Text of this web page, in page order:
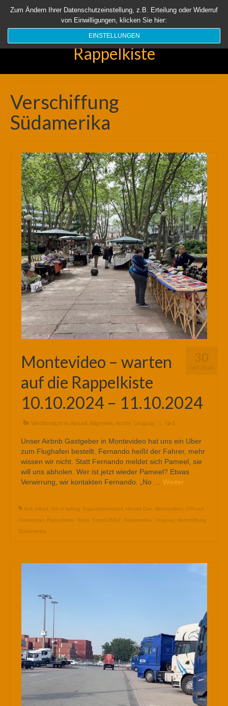
Startseite Aktuell Über uns Unsere Rappelkiste Länder
Suchen
Rappelkiste
Verschiffung
Südamerika
30
OKT. 2024
Montevideo – warten
auf die Rappelkiste
10.10.2024 – 11.10.2024
Veröffentlicht in: Aktuell Allgemein Archiv Uruguay | 0
Unser Airbnb Gastgeber in Montevideo hat uns ein Uber
zum Flughafen bestellt. Fernando heißt der Fahrer, mehr
wissen wir nicht. Statt Fernando meldet sich Pameel, sie
will uns abholen. Wer ist jetzt wieder Pameel? Etwas
Verwirrung, wir kontakten Fernando. „No … Weiter
4x4 Allrad Bill of lading Expeditionsmobil Honda Dax Montevideo Offroad
Overlander, Rappelkiste Steyr, Steyr12M18 Südamerika Uruguay, Verschiffung
Südamerika
Zum Ändern Ihrer Datenschutzeinstellung, z.B. Erteilung oder Widerruf
von Einwilligungen, klicken Sie hier:
EINSTELLUNGEN